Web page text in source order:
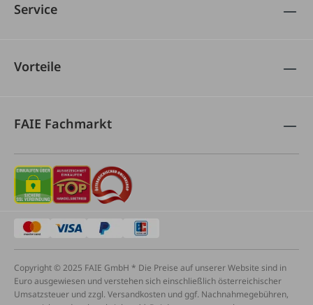
Service
Vorteile
FAIE Fachmarkt
Copyright © 2025 FAIE GmbH * Die Preise auf unserer Website sind in
Euro ausgewiesen und verstehen sich einschließlich österreichischer
Umsatzsteuer und zzgl. Versandkosten und ggf. Nachnahmegebühren,